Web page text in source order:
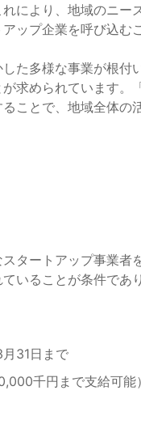
により、地域のニー
ップ企業を呼び込む
た多様な事業が根付
求められています。
ことで、地域全体の
タートアップ事業者
いることが条件であ
31日まで
千円まで支給可能